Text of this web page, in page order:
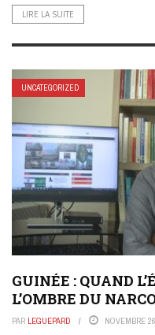
LIRE LA SUITE
UNCATEGORIZED
GUINÉE : QUAND
L’OMBRE DU
PAR LEGUEPARD NOVEMBRE